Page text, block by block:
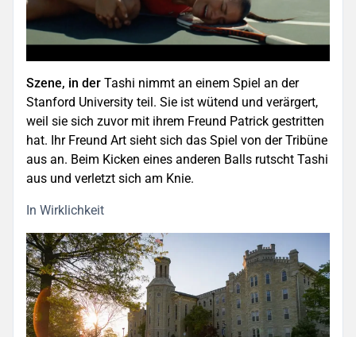
Szene, in der Tashi nimmt an einem Spiel an der
Stanford University teil. Sie ist wütend und verärgert,
weil sie sich zuvor mit ihrem Freund Patrick gestritten
hat. Ihr Freund Art sieht sich das Spiel von der Tribüne
aus an. Beim Kicken eines anderen Balls rutscht Tashi
aus und verletzt sich am Knie.
In Wirklichkeit